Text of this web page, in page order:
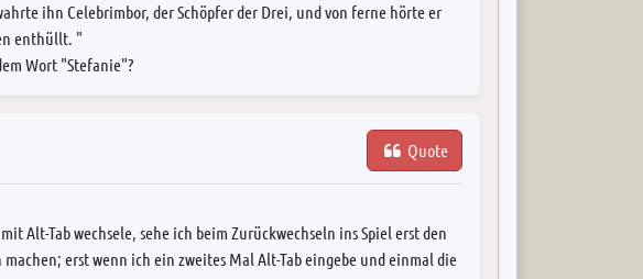
ihn Celebrimbor, der Schöpfer der Drei, und von ferne hörte er
enthüllt. "
Wort "Stefanie"?
Quote
Alt-Tab wechsele, sehe ich beim Zurückwechseln ins Spiel erst den
erst wenn ich ein zweites Mal Alt-Tab eingebe und einmal die